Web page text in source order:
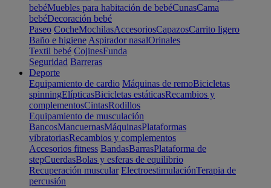
bebéMuebles para habitación de bebéCunasCama
bebéDecoración bebé
Paseo CocheMochilasAccesoriosCapazosCarrito ligero
Baño e higiene Aspirador nasalOrinales
Textil bebé CojinesFunda
Seguridad Barreras
Deporte
Equipamiento de cardio Máquinas de remoBicicletas
spinningElípticasBicicletas estáticasRecambios y
complementosCintasRodillos
Equipamiento de musculación
BancosMancuernasMáquinasPlataformas
vibratoriasRecambios y complementos
Accesorios fitness BandasBarrasPlataforma de
stepCuerdasBolas y esferas de equilibrio
Recuperación muscular ElectroestimulaciónTerapia de
percusión